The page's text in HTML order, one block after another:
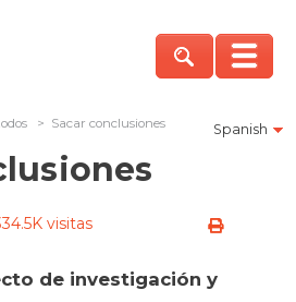
Spanish
> Sacar conclusiones
visitas
de investigación y